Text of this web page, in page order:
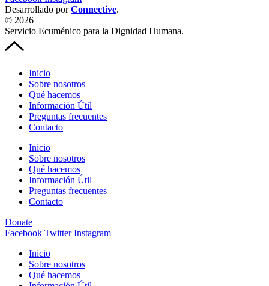
Desarrollado porConnective.
© 2026
Servicio Ecuménico para la Dignidad Humana.
Inicio
Sobre nosotros
Qué hacemos
Información Útil
Preguntas frecuentes
Contacto
Inicio
Sobre nosotros
Qué hacemos
Información Útil
Preguntas frecuentes
Contacto
Donate
Facebook Twitter Instagram
Inicio
Sobre nosotros
Qué hacemos